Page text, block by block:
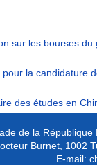
sur les bourses
la
des études en
de la
Burnet, 1002
E-mail: